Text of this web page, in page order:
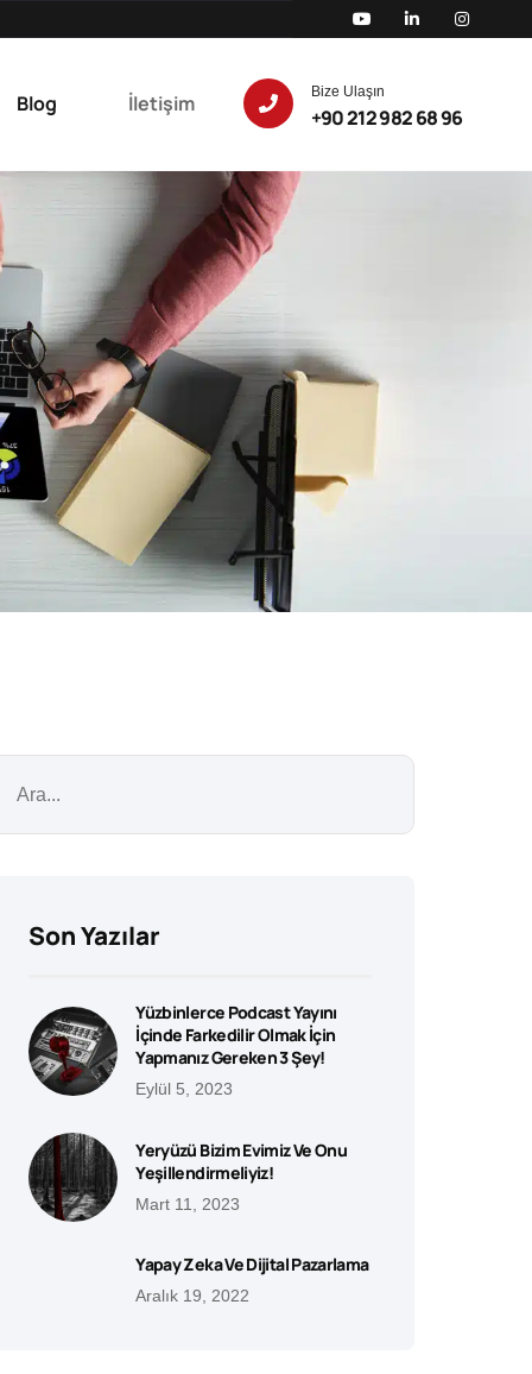
Blog İletişim Bize Ulaşın
+90 212 982 68 96
Son Yazılar
Yüzbinlerce Podcast Yayını
İçinde Farkedilir Olmak İçin
Yapmanız Gereken 3 Şey!
Eylül 5, 2023
Yeryüzü Bizim Evimiz Ve Onu
Yeşillendirmeliyiz!
Mart 11, 2023
Yapay Zeka Ve Dijital Pazarlama
Aralık 19, 2022